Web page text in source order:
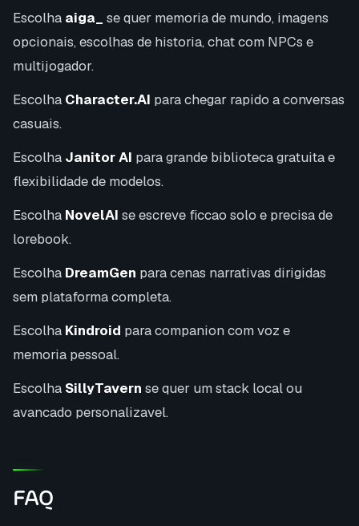
Escolha aiga_
se quer memoria de mundo, imagens
opcionais, escolhas de historia, chat com NPCs e
multijogador.
Escolha Character.AI para chegar rapido a conversas
casuais.
Escolha Janitor AI para grande biblioteca gratuita e
flexibilidade de modelos.
Escolha NovelAI se escreve ficcao solo e precisa de
lorebook.
Escolha DreamGen para cenas narrativas dirigidas
sem plataforma completa.
Escolha Kindroid para companion com voz e
memoria pessoal.
Escolha SillyTavern se quer um stack local ou
avancado personalizavel.
FAQ